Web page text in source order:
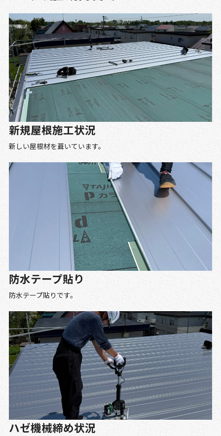
新規屋根施工状況
新しい屋根材を葺いています。
防水テープ貼り
防水テープ貼りです。
ハゼ機械締め状況